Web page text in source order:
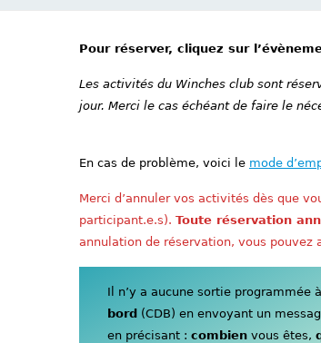
Pour réserver, cliquez sur
Les activités du Winches club sont
jour. Merci le cas échéant de faire le
En cas de problème, voici le mode
Merci d’annuler vos activités dès que
participant.e.s). Toute réservation
annulation de réservation, vous pouvez
Il n’y a aucune sortie programmée
bord (CDB) en envoyant un
en précisant : combienvous êtes,